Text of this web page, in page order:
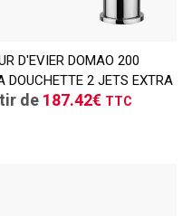
D'EVIER DOMAO 200
DOUCHETTE 2 JETS EXTRA
de 187.42€ TTC
Demande de devis